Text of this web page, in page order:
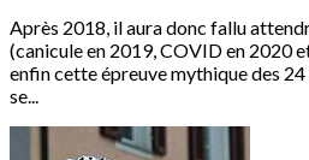
Après 2018, il aura donc fallu
(canicule en 2019, COVID en 2020
enfin cette épreuve mythique des
se...